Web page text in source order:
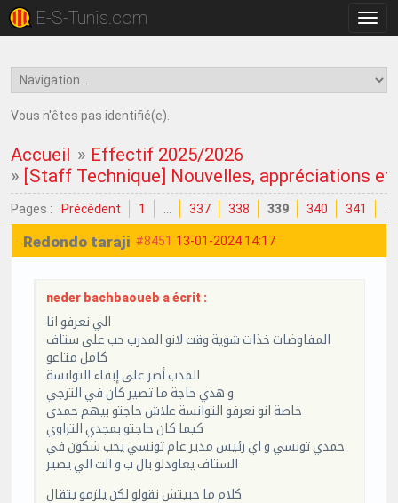
la
E-S-Tunis.com
Vous n'êtes pas identifié(e).
Accueil » Effectif 2025/2026
» [Staff Technique] Nouvelles, appréciations et
Pages : Précédent 1 337 338 339 340 341
#8451 13-01-2024 14:17
Redondo taraji
neder bachbaoueb a écrit :
الي نعرفو انا
المفاوضات خذات شوية وقت لانو المدرب حب على ستاف
كامل متاعو
المدب أصر على إبقاء التوانسة
و هذي حاجة ما تصير كان في الترجي
خاصة انو نعرفو التوانسة علاش حاجتو بيهم حمدي
كيما كان حاجتو بمجدي التراوي
حمدي تونسي و اي رئيس مدير عام تونسي يحب شكون في
الستاف يعاودلو بال ب و الت الي يصير
كلام ما حبيتش نقولو لكن يلزمو يتقال